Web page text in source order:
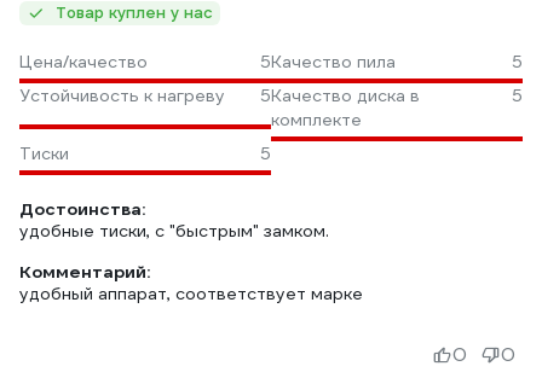
Товар куплен у нас
Цена/качество 5Качество пила
5
Устойчивость к нагреву
5Качество диска в
комплекте
5
Тиски 5
Достоинства:
удобные тиски, с "быстрым" замком.
Комментарий:
удобный аппарат, соответствует марке
0 0